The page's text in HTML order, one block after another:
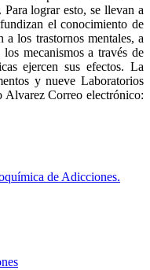
lograr esto, se llevan a
el conocimiento de
a los trastornos mentales, a
mecanismos a través de
ejercen sus efectos. La
y nueve Laboratorios
Alvarez Correo electrónico:
de Adicciones.